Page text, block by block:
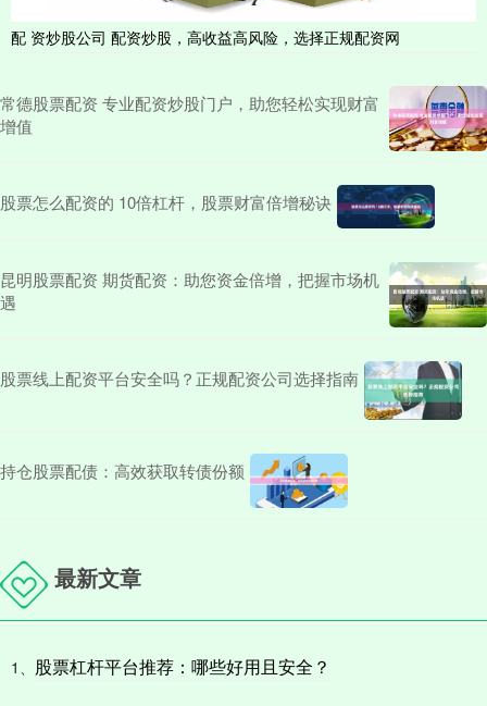
配 资炒股公司 配资炒股，高收益高风险，选择正规配资网
常德股票配资 专业配资炒股门户，助您轻松实现财富
增值
股票怎么配资的 10倍杠杆，股票财富倍增秘诀
昆明股票配资 期货配资：助您资金倍增，把握市场机
遇
股票线上配资平台安全吗？正规配资公司选择指南
持仓股票配债：高效获取转债份额
最新文章
1、 股票杠杆平台推荐：哪些好用且安全？